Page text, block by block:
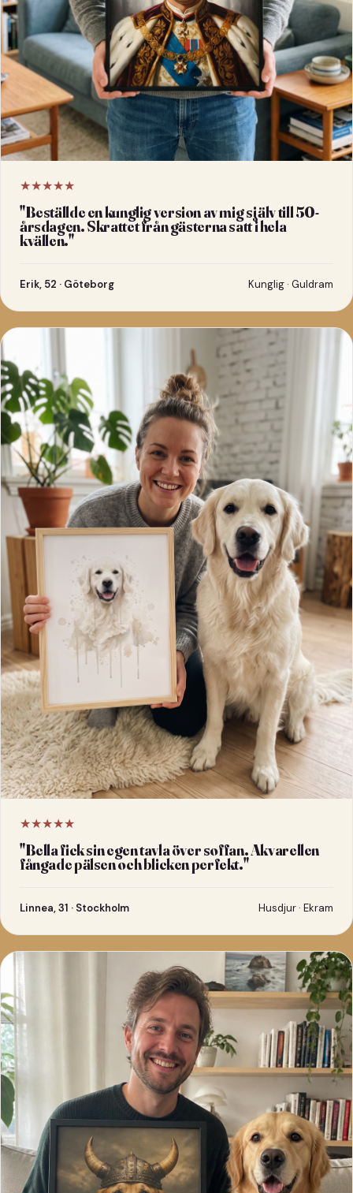
★★★★★
"Beställde en kunglig version av mig själv till 50-
årsdagen. Skrattet från gästerna satt i hela
kvällen."
Erik, 52 · Göteborg Kunglig · Guldram
★★★★★
"Bella fick sin egen tavla över soffan. Akvarellen
fångade pälsen och blicken perfekt."
Linnea, 31 · Stockholm Husdjur · Ekram